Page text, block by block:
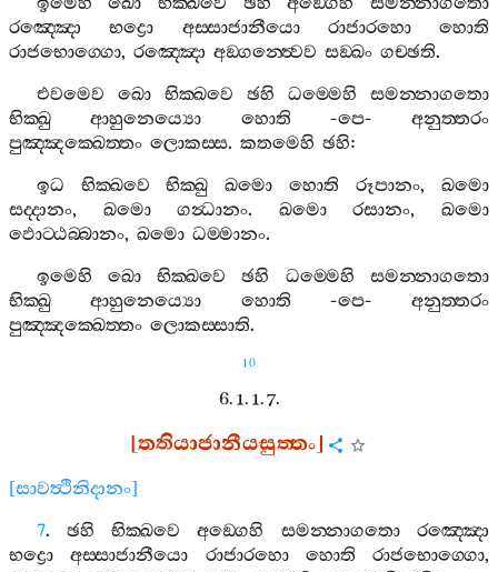
රඤ‍්ඤො
භද්‍රො අස‍්සාජානීයො රාජාරහො
හොති
රාජභොග‍්ගො, රඤ‍්ඤො අඞ‍්ගන‍්ත්‍වෙව සඞ‍්ඛං ගච‍්ඡති.
එවමෙව
ඛො භික‍්ඛවෙ ඡහි ධම‍්මෙහි
සමන‍්නාගතො
භික‍්ඛු
ආහුනෙය්‍යො හොති -පෙ- අනුත‍්තරං
පුඤ‍්ඤක‍්ඛෙත‍්තං ලොකස‍්ස. කතමෙහි ඡහි:
ඉධ
භික‍්ඛවෙ භික‍්ඛු ඛමො හොති රූපානං,ඛමො
සද‍්දානං, ඛමො ගන්‍ධානං. ඛමො රසානං,ඛමො
ඵොට‍්ඨබ‍්බානං, ඛමො ධම‍්මානං.
ඉමෙහි
ඛො භික‍්ඛවෙ ඡහි ධම‍්මෙහි
සමන‍්නාගතො
භික‍්ඛු
ආහුනෙය්‍යො හොති -පෙ- අනුත‍්තරං
පුඤ‍්ඤක‍්ඛෙත‍්තං ලොකස‍්සාති.
10
6. 1. 1. 7.
[තතියාජානීයසුත‍්තං]
[සාවත්‍ථිනිදානං]
7. ඡහි භික‍්ඛවෙ අඞ‍්ගෙහි සමන‍්නාගතො
රඤ‍්ඤො
භද්‍රො
අස‍්සාජානීයො රාජාරහො හොති රාජභොග‍්ගො,